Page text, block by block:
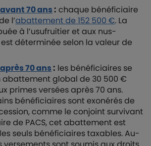
70 ans: chaque bénéficiaire
l’abattement de 152 500 €. La
à l’usufruitier et aux nus-
déterminée selon la valeur de
70 ans: les bénéficiaires se
global de 30 500 €
primes versées après 70 ans.
bénéficiaires sont exonérés de
comme le conjoint survivant
de PACS, cet abattement est
seuls bénéficiaires taxables. Au-